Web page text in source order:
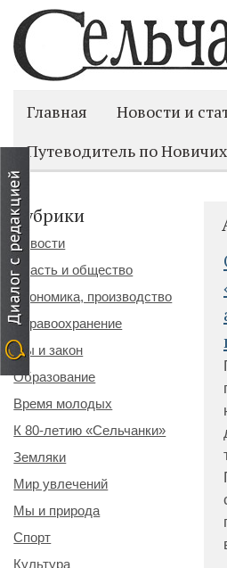
Главная Новости и
Путеводитель по
Рубрики
Новости
Власть и общество
Экономика, производство
Здравоохранение
Мы и закон
Образование
Время молодых
К 80-летию «Сельчанки»
Земляки
Мир увлечений
Мы и природа
Спорт
Культура